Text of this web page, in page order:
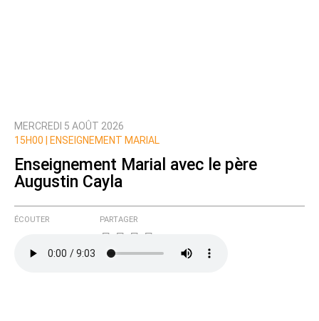
MERCREDI 5 AOÛT 2026
15H00 |
ENSEIGNEMENT MARIAL
Enseignement Marial avec le père
Augustin Cayla
ÉCOUTER PARTAGER